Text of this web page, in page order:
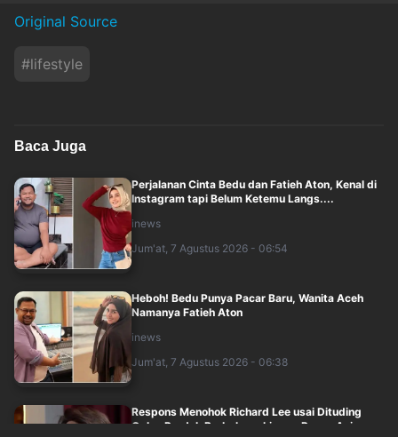
Original Source
#lifestyle
Baca Juga
Perjalanan Cinta Bedu dan Fatieh Aton, Kenal di
Instagram tapi Belum Ketemu Langs....
inews
Jum'at, 7 Agustus 2026 - 06:54
Heboh! Bedu Punya Pacar Baru, Wanita Aceh
Namanya Fatieh Aton
inews
Jum'at, 7 Agustus 2026 - 06:38
Respons Menohok Richard Lee usai Dituding
Oplos Produk Berbahaya hingga Punya Ani....